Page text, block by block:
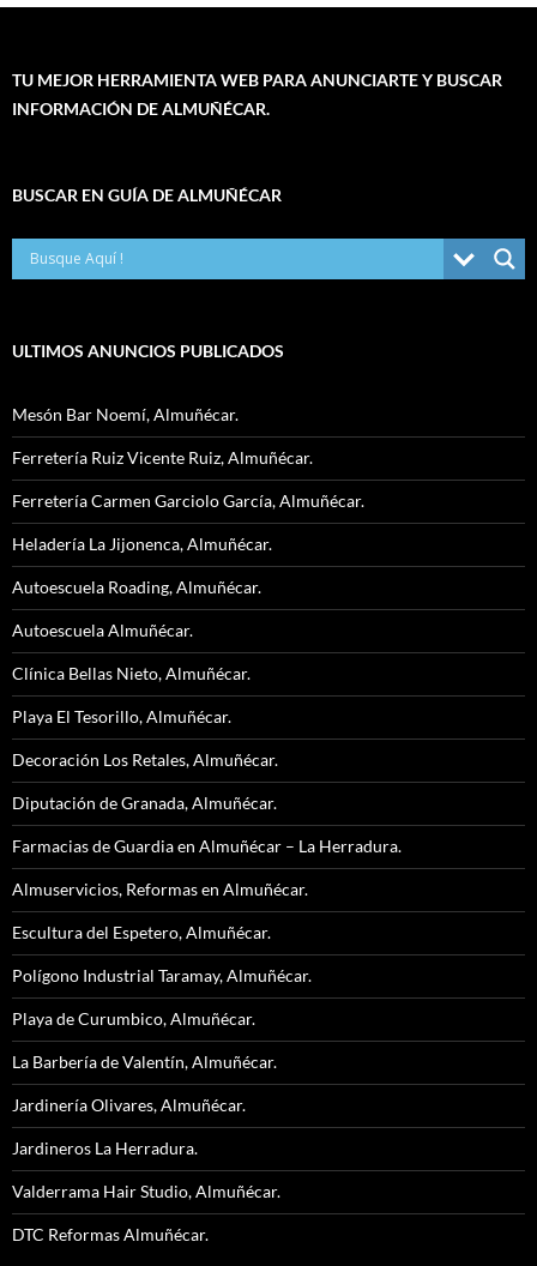
TU MEJOR HERRAMIENTA WEB PARA ANUNCIARTE Y BUSCAR
INFORMACIÓN DE ALMUÑÉCAR.
BUSCAR EN GUÍA DE ALMUÑÉCAR
ULTIMOS ANUNCIOS PUBLICADOS
Mesón Bar Noemí, Almuñécar.
Ferretería Ruiz Vicente Ruiz, Almuñécar.
Ferretería Carmen Garciolo García, Almuñécar.
Heladería La Jijonenca, Almuñécar.
Autoescuela Roading, Almuñécar.
Autoescuela Almuñécar.
Clínica Bellas Nieto, Almuñécar.
Playa El Tesorillo, Almuñécar.
Decoración Los Retales, Almuñécar.
Diputación de Granada, Almuñécar.
Farmacias de Guardia en Almuñécar – La Herradura.
Almuservicios, Reformas en Almuñécar.
Escultura del Espetero, Almuñécar.
Polígono Industrial Taramay, Almuñécar.
Playa de Curumbico, Almuñécar.
La Barbería de Valentín, Almuñécar.
Jardinería Olivares, Almuñécar.
Jardineros La Herradura.
Valderrama Hair Studio, Almuñécar.
DTC Reformas Almuñécar.